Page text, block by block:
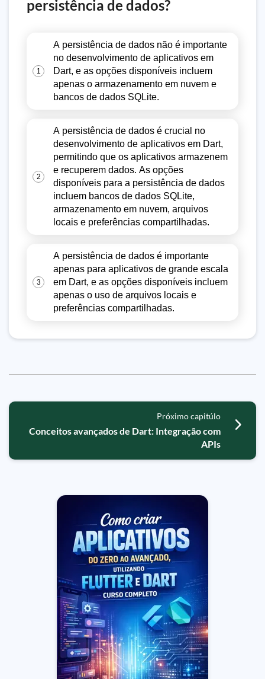
persistência de dados?
1
A persistência de dados não é importante
no desenvolvimento de aplicativos em
Dart, e as opções disponíveis incluem
apenas o armazenamento em nuvem e
bancos de dados SQLite.
2
A persistência de dados é crucial no
desenvolvimento de aplicativos em Dart,
permitindo que os aplicativos armazenem
e recuperem dados. As opções
disponíveis para a persistência de dados
incluem bancos de dados SQLite,
armazenamento em nuvem, arquivos
locais e preferências compartilhadas.
3
A persistência de dados é importante
apenas para aplicativos de grande escala
em Dart, e as opções disponíveis incluem
apenas o uso de arquivos locais e
preferências compartilhadas.
Próximo capitúlo
Conceitos avançados de Dart: Integração com
APIs